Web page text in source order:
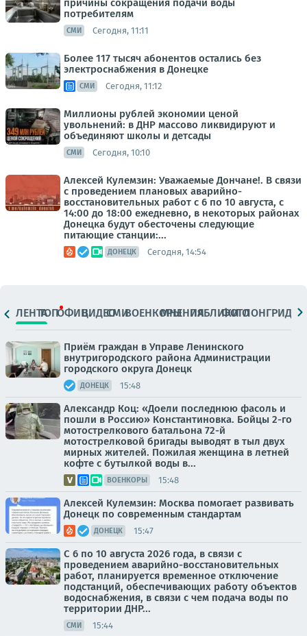
причины сокращения подачи воды
потребителям
СМИ Сегодня, 11:11
Более 117 тысяч абонентов остались без
электроснабжения в Донецке
СМИ Сегодня, 11:12
Миллионы рублей экономии ценой
увольнений: в ДНР массово ликвидируют и
объединяют школы и детсады
СМИ Сегодня, 10:10
Алексей Кулемзин: Уважаемые Дончане!. В связи
с проведением плановых аварийно-
восстановительных работ с 6 по 10 августа, с
14:00 до 18:00 ежедневно, в некоторых районах
Донецка будут обесточены следующие
питающие станции:...
ДОНЕЦК Сегодня, 14:54
ЛЕНТАТОПОФИЦ.ВИДЕОСМИВОЕНКОРЫМНЕНИЯПАБЛИКИ
ФОТОЛОНГРИДЫ
Приём граждан в Управе Ленинского
внутригородского района Администрации
городского округа Донецк
ДОНЕЦК 15:48
Александр Коц: «Доели последнюю фасоль и
пошли в Россию» Константиновка. Бойцы 2-го
мотострелкового батальона 72-й
мотострелковой бригады выводят в тыл двух
мирных жителей. Пожилая женщина в летней
кофте с бутылкой воды в...
ВОЕНКОРЫ 15:48
Алексей Кулемзин: Москва помогает развивать
Донецк по современным стандартам
ДОНЕЦК 15:47
С 6 по 10 августа 2026 года, в связи с
проведением аварийно-восстановительных
работ, планируется временное отключение
подстанций, обеспечивающих работу объектов
водоснабжения, в связи с чем подача воды по
территории ДНР...
СМИ 15:44